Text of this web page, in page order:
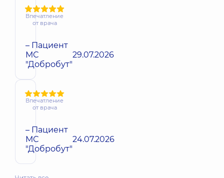
Впечатление
от врача
– Пациент
МС
"Добробут"
29.07.2026
Впечатление
от врача
– Пациент
МС
"Добробут"
24.07.2026